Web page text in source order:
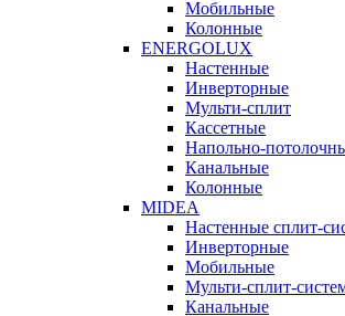
Мобильные
Колонные
ENERGOLUX
Настенные
Инверторные
Мульти-сплит
Кассетные
Напольно-
Канальные
Колонные
MIDEA
Настенные сплит-
Инверторные
Мобильные
Мульти-сплит-
Канальные